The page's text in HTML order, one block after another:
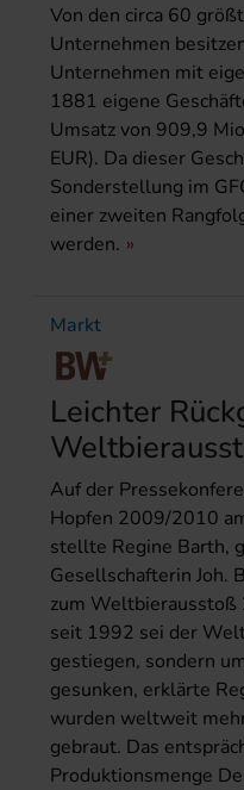
Von den circa 60
Unternehmen
Unternehmen mit
1881 eigene
Umsatz von 909,9
EUR). Da dieser
Sonderstellung im
einer zweiten
werden.
Markt
Leichter
Auf der
Hopfen 2009/2010
stellte Regine Barth,
Gesellschafterin Joh.
zum
seit 1992 sei der
gestiegen, sondern
gesunken, erklärte
wurden weltweit
gebraut. Das
Produktionsmenge